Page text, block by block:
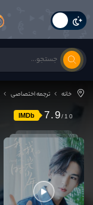
خانه ترجمه اختصاصی
IMDb 7.9